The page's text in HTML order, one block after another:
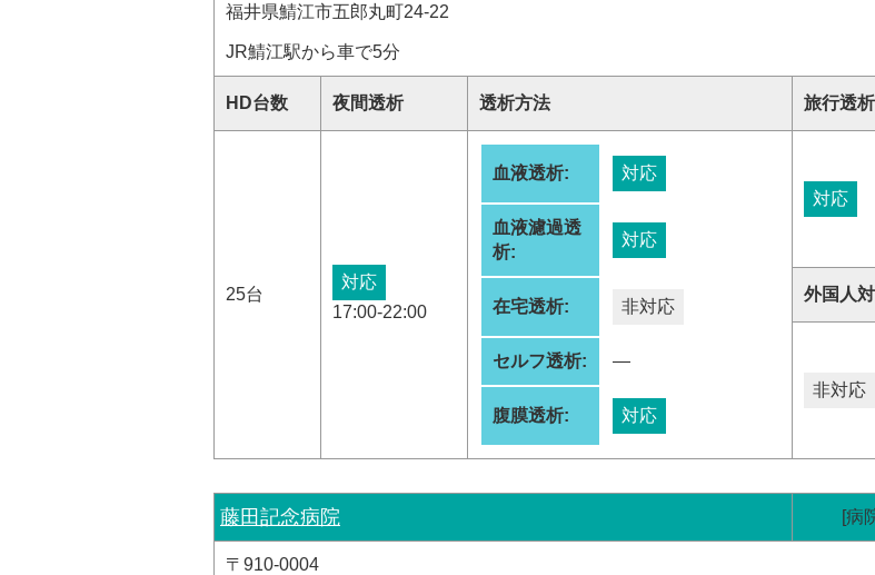
福井県鯖江市五郎丸町24-22
JR鯖江駅から車で5分
HD台数 夜間透析 透析方法 旅行透析
25台
対応
17:00-22:00
血液透析: 対応
血液濾過透
析:
対応
在宅透析: 非対応
セルフ透析: ―
腹膜透析: 対応
対応
外国人
非対応
藤田記念病院 [病
〒910-0004